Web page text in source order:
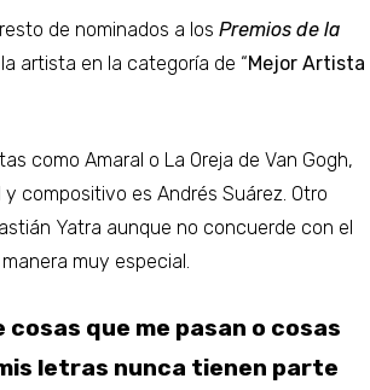
de nominados a los Premios de la
artista en la categoría de “Mejor Artista
como Amaral o La Oreja de Van Gogh,
compositivo es Andrés Suárez. Otro
Yatra aunque no concuerde con el
muy especial.
que me pasan o cosas
letras nunca tienen parte